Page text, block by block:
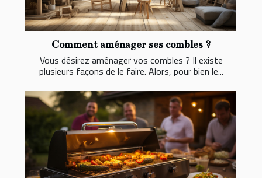
Comment aménager ses combles ?
Vous désirez aménager vos combles ? Il existe
plusieurs façons de le faire. Alors, pour bien le...